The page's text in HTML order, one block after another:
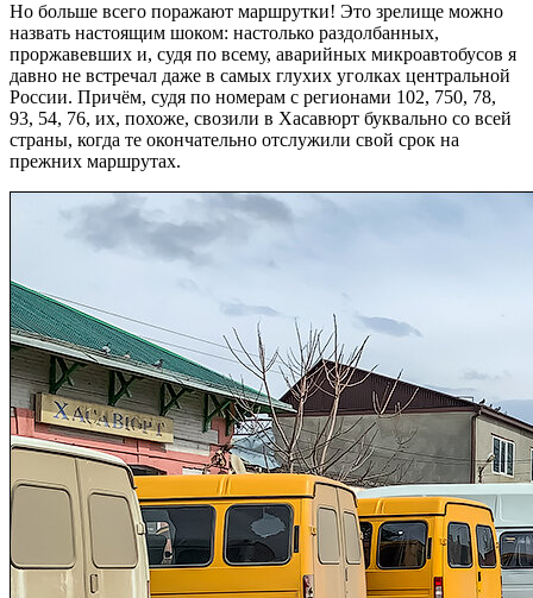
Но больше всего поражают маршрутки! Это зрелище можно
назвать настоящим шоком: настолько раздолбанных,
проржавевших и, судя по всему, аварийных микроавтобусов я
давно не встречал даже в самых глухих уголках центральной
России. Причём, судя по номерам с регионами 102, 750, 78,
93, 54, 76, их, похоже, свозили в Хасавюрт буквально со всей
страны, когда те окончательно отслужили свой срок на
прежних маршрутах.